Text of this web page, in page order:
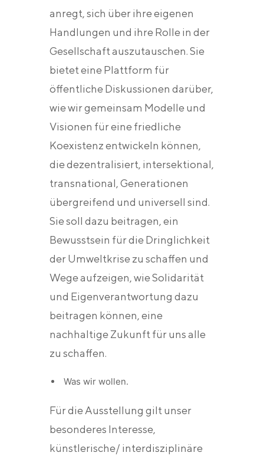
anregt, sich über ihre eigenen
Handlungen und ihre Rolle in der
Gesellschaft auszutauschen. Sie
bietet eine Plattform für
öffentliche Diskussionen darüber,
wie wir gemeinsam Modelle und
Visionen für eine friedliche
Koexistenz entwickeln können,
die dezentralisiert, intersektional,
transnational, Generationen
übergreifend und universell sind.
Sie soll dazu beitragen, ein
Bewusstsein für die Dringlichkeit
der Umweltkrise zu schaffen und
Wege aufzeigen, wie Solidarität
und Eigenverantwortung dazu
beitragen können, eine
nachhaltige Zukunft für uns alle
zu schaffen.
Was wir wollen.
Für die Ausstellung gilt unser
besonderes Interesse,
künstlerische/ interdisziplinäre